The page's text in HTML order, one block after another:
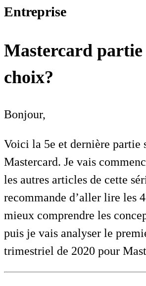
Entreprise
Mastercard
choix?
Bonjour,
Voici la 5e et dernière partie
Mastercard. Je vais
les autres articles de cette
recommande d’aller lire les
mieux comprendre les
puis je vais analyser le
trimestriel de 2020 pour